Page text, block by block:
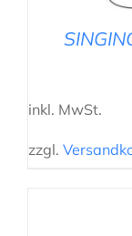
inkl. MwSt.
zzgl.